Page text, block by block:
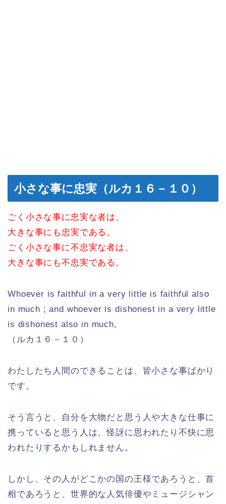
小さな事に忠実（ルカ１６－１０）
ごく小さな事に忠実な者は、
大きな事にも忠実である。
ごく小さな事に不忠実な者は、
大きな事にも不忠実である。
Whoever is faithful in a very little is faithful also
in much ; and whoever is dishonest in a very little
is dishonest also in much,
（ルカ１６－１０）
わたしたち人間のできることは、皆小さな事ばかり
です。
そう言うと、自分を大物だと思う人や大きな仕事に
携っていると思う人は、怪訝に思われたり不快に思
われたりするかもしれません。
しかし、その人がどこかの国の王様であろうと、首
相であろうと、世界的な人気俳優やミュージシャン